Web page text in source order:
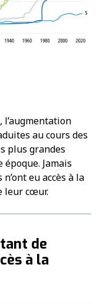
au cours des
plus grandes
Jamais
eu accès à la
leur cœur.
de
à la